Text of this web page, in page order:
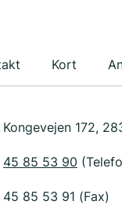
Kort
Kongevejen 172,
45 85 53 90
45 85 53 91 (Fax)